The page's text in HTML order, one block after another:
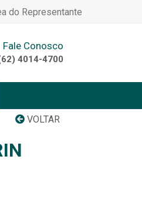
do Representante
Fale Conosco
4014-4700
VOLTAR